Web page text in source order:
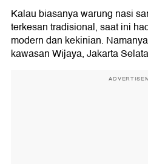
Kalau biasanya warung nasi
terkesan tradisional, saat ini
modern dan kekinian.
kawasan Wijaya, Jakarta